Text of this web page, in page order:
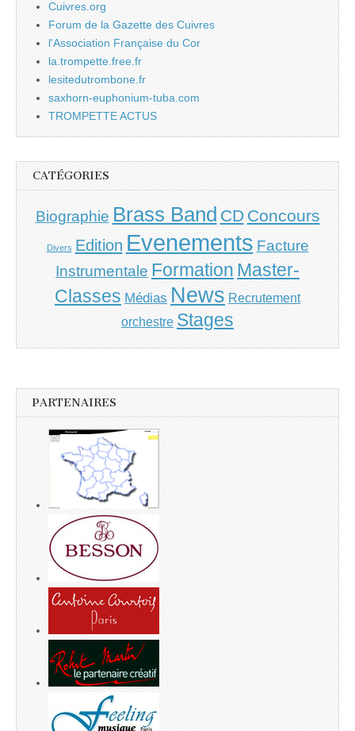
Cuivres.org
Forum de la Gazette des Cuivres
l'Association Française du Cor
la.trompette.free.fr
lesitedutrombone.fr
saxhorn-euphonium-tuba.com
TROMPETTE ACTUS
CATÉGORIES
Biographie Brass Band CD Concours
Divers Edition Evenements Facture
Instrumentale Formation Master-
Classes Médias News Recrutement
orchestre Stages
PARTENAIRES